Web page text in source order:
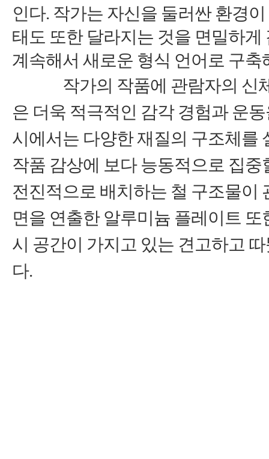
인다. 작가는 자신을 둘러싼 환경
태도 또한 달라지는 것을 면밀하게
계속해서 새로운 형식 언어로 구축
작가의 작품에 관람자의 신체
은 더욱 적극적인 감각 경험과 운
시에서는 다양한 재질의 구조체를
작품 감상에 보다 능동적으로 집중
전진적으로 배치하는 철 구조물이
면을 연출한 알루미늄 플레이트
시 공간이 가지고 있는 견고하고
다.